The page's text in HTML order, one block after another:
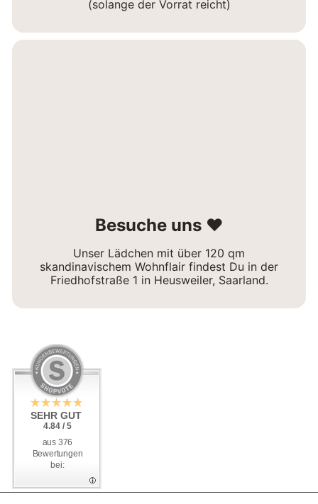
(solange der Vorrat reicht)
Besuche uns ❤
Unser Lädchen mit über 120 qm
skandinavischem Wohnflair findest Du in der
Friedhofstraße 1 in Heusweiler, Saarland.
SEHR GUT
4.84 / 5
aus 376
Bewertungen
bei:
SEHR GUT
4.84 / 5
aus 376
Bewertungen
bei: